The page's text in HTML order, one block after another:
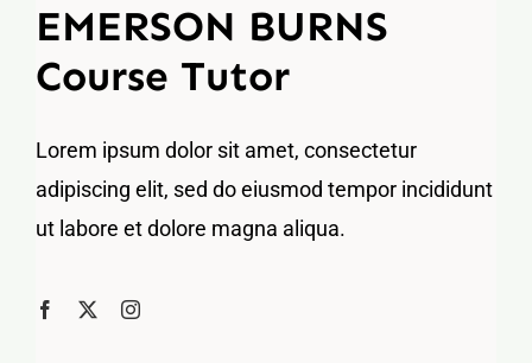
EMERSON BURNS
Course Tutor
Lorem ipsum dolor sit amet, consectetur
adipiscing elit, sed do eiusmod tempor incididunt
ut labore et dolore magna aliqua.